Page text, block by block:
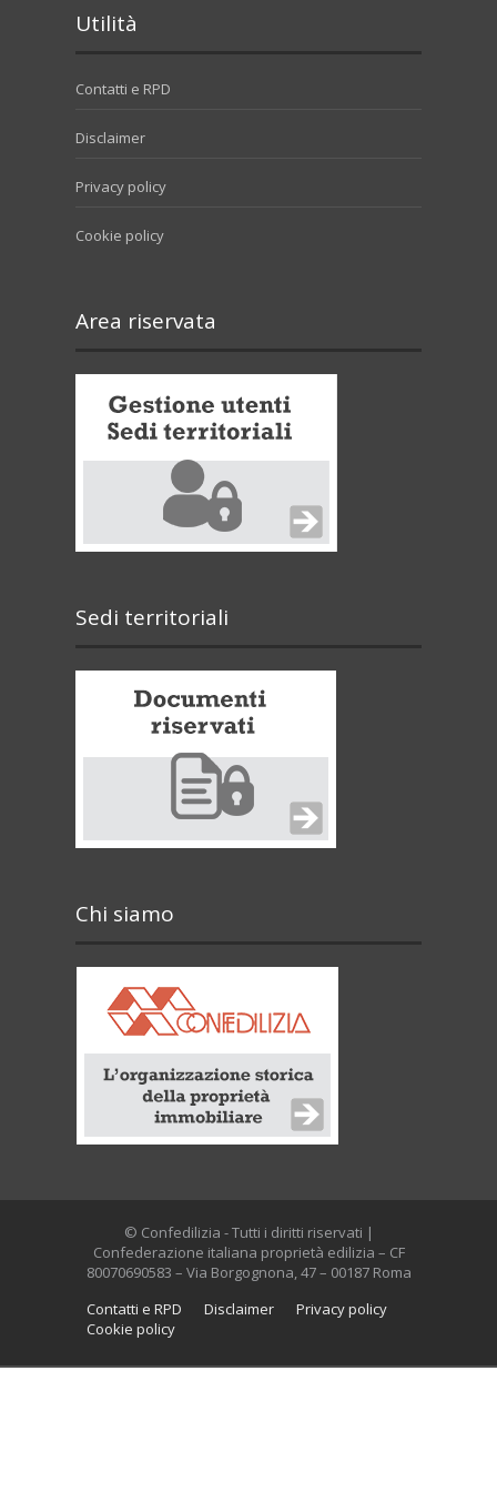
Utilità
Contatti e RPD
Disclaimer
Privacy policy
Cookie policy
Area riservata
Sedi territoriali
Chi siamo
© Confedilizia - Tutti i diritti riservati |
Confederazione italiana proprietà edilizia – CF
80070690583 – Via Borgognona, 47 – 00187 Roma
Contatti e RPD
Disclaimer
Privacy policy
Cookie policy